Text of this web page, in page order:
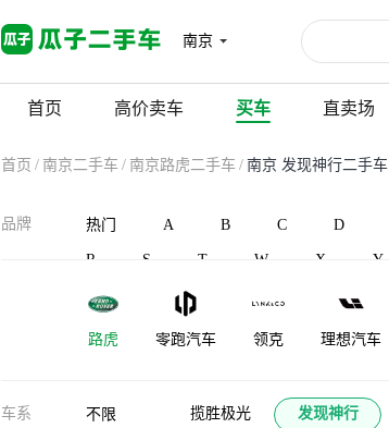
南京
首页 高价卖车 买车 直卖场
首页 / 南京二手车 / 南京路虎二手车 / 南京 发现神行二手车
品牌 热门 A B C D
R S T W X Y
路虎 零跑汽车 领克 理想汽车
凌宝汽车 蓝电 灵悉 莲花跑车
车系 不限 揽胜极光 发现神行